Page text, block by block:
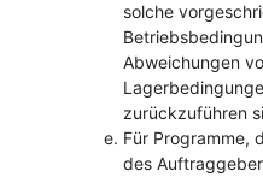
solche
Abweichungen
zurückzuführen
Für Programme,
des